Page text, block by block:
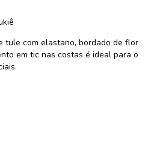
tule com elastano, bordado de flor
em tic nas costas é ideal para o